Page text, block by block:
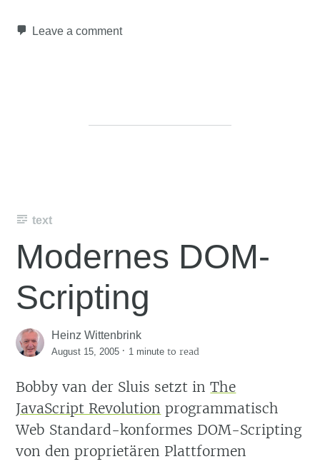
Leave a comment
text
Modernes DOM-
Scripting
Heinz Wittenbrink
August 15, 2005 · 1 minute to read
Bobby van der Sluis setzt inThe
JavaScript Revolution programmatisch
Web Standard-konformes DOM-Scripting
von den proprietären Plattformen